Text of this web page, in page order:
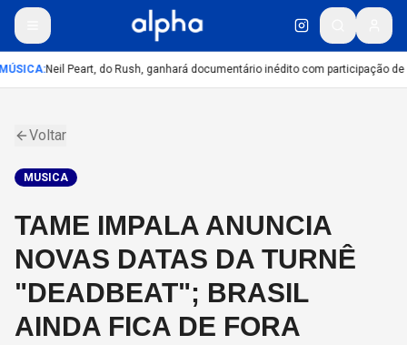
:Neil Peart, do Rush, ganhará documentário inédito com participação de
Voltar
MUSICA
TAME IMPALA ANUNCIA
NOVAS DATAS DA TURNÊ
"DEADBEAT"; BRASIL
AINDA FICA DE FORA